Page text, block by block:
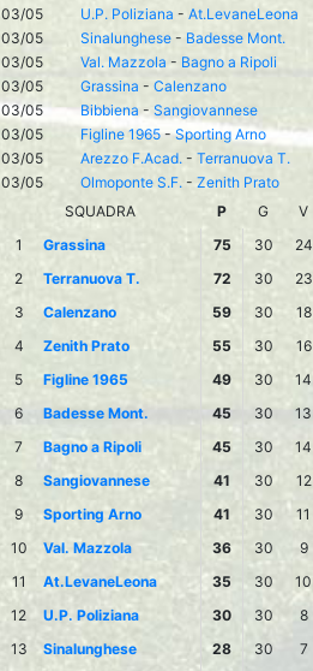
03/05
U.P. Poliziana - At.LevaneLeona
03/05
Sinalunghese - Badesse Mont.
03/05
Val. Mazzola - Bagno a Ripoli
03/05
Grassina - Calenzano
03/05
Bibbiena - Sangiovannese
03/05
Figline 1965-Sporting Arno
03/05
Arezzo F.Acad. - Terranuova T.
03/05
Olmoponte S.F. - Zenith Prato
SQUADRA
P G V
1
Grassina 75 30 24
2
Terranuova T. 72 30 23
3
Calenzano 59 30 18
4
Zenith Prato 55 30 16
5
Figline 1965 49 30 14
6
Badesse Mont. 45 30 13
7
Bagno a Ripoli 45 30 14
8
Sangiovannese 41 30 12
9
Sporting Arno 41 30 11
10
Val. Mazzola 36 30 9
11
At.LevaneLeona 35 30 10
12
U.P. Poliziana 30 30 8
13
Sinalunghese 28 30 7